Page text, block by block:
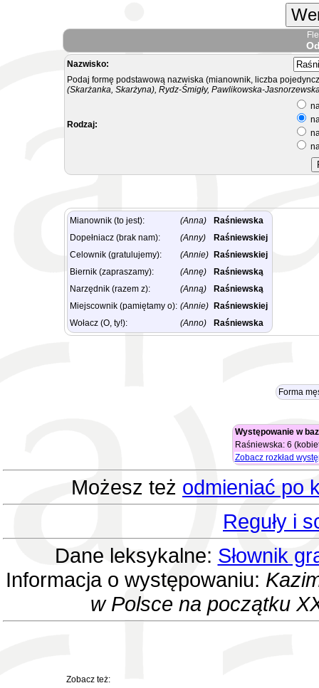
Nazwisko:
Podaj formę podstawową nazwiska (mianownik, liczba
(Skarżanka, Skarżyna), Rydz-Śmigły, Pawlikowska-
Rodzaj:
Mianownik (to jest): (Anna)
Raśniewska
Dopełniacz (brak nam):
(Anny)
Raśniewskiej
Celownik (gratulujemy):
(Annie)
Raśniewskiej
Biernik (zapraszamy):
(Annę)
Raśniewską
Narzędnik (razem z):
(Anną)
Raśniewską
Miejscownik (pamiętamy o): (Annie)
Raśniewskiej
Wołacz (O, ty!):
(Anno) Raśniewska
Forma
Występowanie w
Raśniewska: 6
Zobacz rozkład
Możesz też odmieniać po
Reguły i
Dane leksykalne: Słownik
Informacja o występowaniu:
w Polsce na początku
Zobacz też: